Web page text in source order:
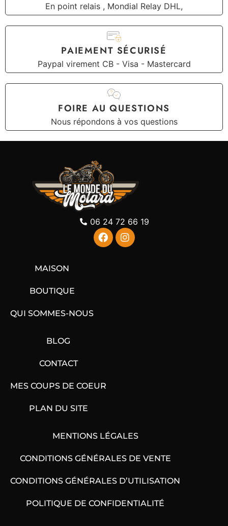
En point relais , Mondial Relay DHL,
PAIEMENT SÉCURISÉ
Paypal virement CB - Visa - Mastercard
FOIRE AU QUESTIONS
Nous répondons à vos questions
06 24 72 66 19
MAISON
BOUTIQUE
QUI SOMMES-NOUS
BLOG
CONTACT
MES COUPS DE COEUR
PLAN DU SITE
MENTIONS LÉGALES
CONDITIONS GÉNÉRALES DE VENTE
CONDITIONS GÉNÉRALES D’UTILISATION
POLITIQUE DE CONFIDENTIALITÉ